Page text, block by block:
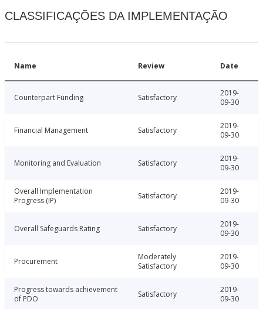
CLASSIFICAÇÕES DA IMPLEMENTAÇÃO
Name Review Date
Counterpart Funding Satisfactory
2019-
09-30
Financial Management Satisfactory
2019-
09-30
Monitoring and Evaluation Satisfactory
2019-
09-30
Overall Implementation
Progress (IP)
Satisfactory
2019-
09-30
Overall Safeguards Rating Satisfactory
2019-
09-30
Procurement
Moderately
Satisfactory
2019-
09-30
Progress towards achievement
of PDO
Satisfactory
2019-
09-30